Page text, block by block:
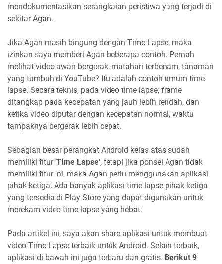
mendokumentasikan serangkaian peristiwa yang terjadi di
sekitar Agan.
Jika Agan masih bingung dengan Time Lapse, maka
izinkan saya memberi Agan beberapa contoh. Pernah
melihat video awan bergerak, matahari terbenam, tanaman
yang tumbuh di YouTube? Itu adalah contoh umum time
lapse. Secara teknis, pada video time lapse, frame
ditangkap pada kecepatan yang jauh lebih rendah, dan
ketika video diputar dengan kecepatan normal, waktu
tampaknya bergerak lebih cepat.
Sebagian besar perangkat Android kelas atas sudah
memiliki fitur 'Time Lapse', tetapi jika ponsel Agan tidak
memiliki fitur ini, maka Agan perlu menggunakan aplikasi
pihak ketiga. Ada banyak aplikasi time lapse pihak ketiga
yang tersedia di Play Store yang dapat digunakan untuk
merekam video time lapse yang hebat.
Pada artikel ini, saya akan share aplikasi untuk membuat
video Time Lapse terbaik untuk Android. Selain terbaik,
aplikasi di bawah ini juga terbaru dan gratis. Berikut 9